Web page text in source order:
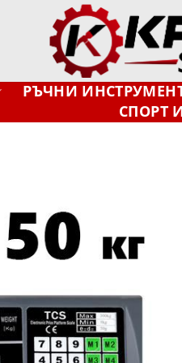
РЪЧНИ
СПОРТ
Добави